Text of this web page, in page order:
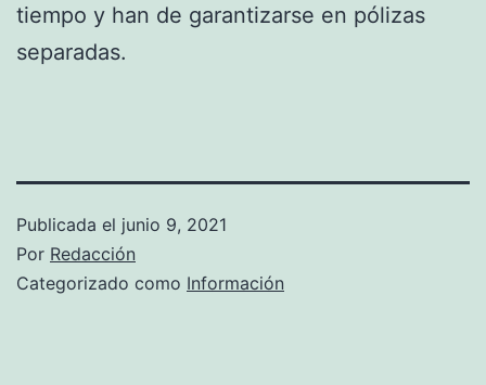
tiempo y han de garantizarse en pólizas
separadas.
Publicada el junio 9, 2021
Por Redacción
Categorizado como Información